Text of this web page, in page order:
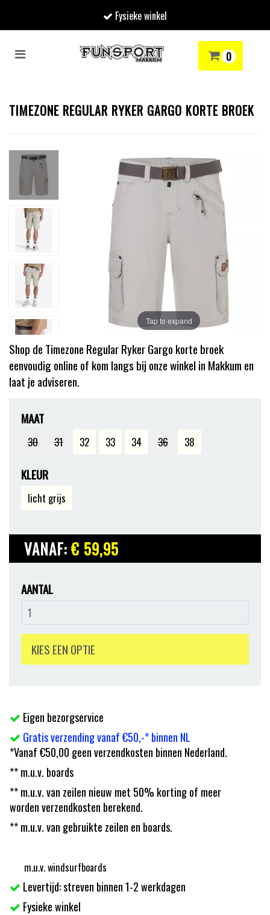
Fysieke winkel
Toggle
0
Vul hem met producten.
SKIËN WINTERSPORTSHOP
TIMEZONE REGULAR RYKER GARGO KORTE BROEK
Tap to expand
Shop de Timezone Regular Ryker Gargo korte broek
eenvoudig online of kom langs bij onze winkel in Makkum en
laat je adviseren.
MAAT
30 31 32 33 34 36 38
KLEUR
licht grijs
VANAF:€ 59,95
AANTAL
KIES EEN OPTIE
Eigen bezorgservice
Gratis verzending vanaf €50,-* binnen NL
*Vanaf €50,00 geen verzendkosten binnen Nederland.
** m.u.v. boards
** m.u.v. van zeilen nieuw met 50% korting of meer
worden verzendkosten berekend.
** m.u.v. van gebruikte zeilen en boards.
m.u.v. windsurfboards
Levertijd: streven binnen 1-2 werkdagen
Fysieke winkel